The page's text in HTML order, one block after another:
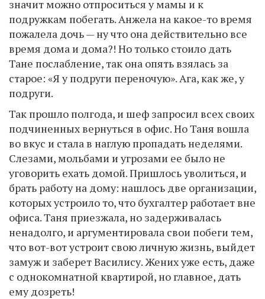
значит можно отпроситься у мамы и к
подружкам побегать. Анжела на какое-то время
пожалела дочь — ну что она действительно все
время дома и дома?! Но только стоило дать
Тане послабление, так она опять взялась за
старое: «Я у подруги переночую». Ага, как же, у
подруги.
Так прошло полгода, и шеф запросил всех своих
подчиненных вернуться в офис. Но Таня вошла
во вкус и стала в наглую пропадать неделями.
Слезами, мольбами и угрозами ее было не
уговорить ехать домой. Пришлось уволиться, и
брать работу на дому: нашлось две организации,
которых устроило то, что бухгалтер работает вне
офиса. Таня приезжала, но задерживалась
ненадолго, и аргументировала свои побеги тем,
что вот-вот устроит свою личную жизнь, выйдет
замуж и заберет Василису. Жених уже есть, даже
с однокомнатной квартирой, но главное, дать
ему дозреть!